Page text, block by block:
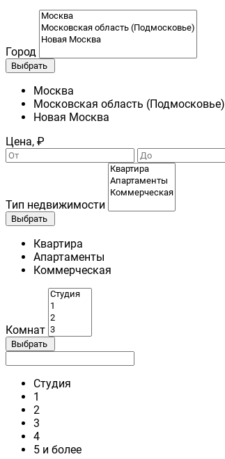
Город
Выбрать
Москва
Московская область (Подмосковье)
Новая Москва
Цена, ₽
Тип недвижимости
Выбрать
Квартира
Апартаменты
Коммерческая
Комнат
Выбрать
Студия
1
2
3
4
5 и более